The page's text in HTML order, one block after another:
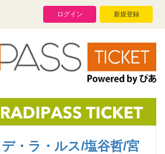
ログイン 新規登録
・ラ・ルス/塩谷哲/宮